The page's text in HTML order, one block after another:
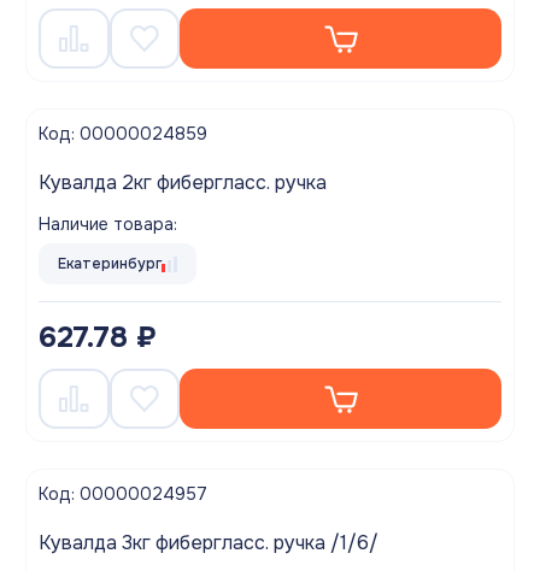
Код: 00000024859
Кувалда 2кг фибергласс. ручка
Наличие товара:
Екатеринбург
627.78 ₽
Код: 00000024957
Кувалда 3кг фибергласс. ручка /1/6/